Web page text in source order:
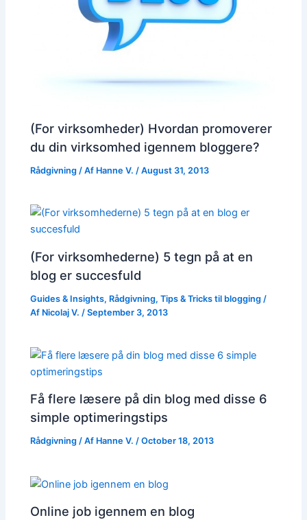
(For virksomheder) Hvordan promoverer
du din virksomhed igennem bloggere?
Rådgivning / Af Hanne V. /August 31, 2013
(For virksomhederne) 5 tegn på at en
blog er succesfuld
Guides & Insights, Rådgivning,Tips & Tricks til blogging /
Af Nicolaj V. /September 3, 2013
Få flere læsere på din blog med disse 6
simple optimeringstips
Rådgivning / Af Hanne V./October 18, 2013
Online job igennem en blog